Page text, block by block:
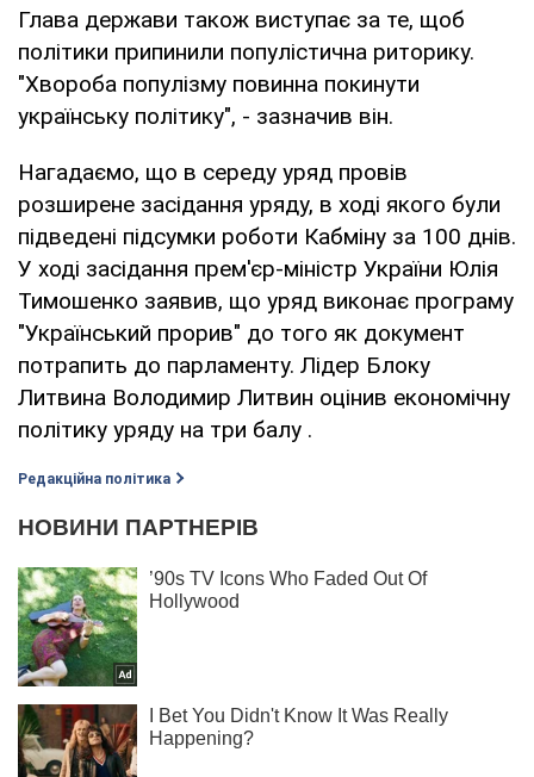
Глава держави також виступає за те, щоб
політики припинили популістична риторику.
"Хвороба популізму повинна покинути
українську політику", - зазначив він.
Нагадаємо, що в середу уряд провів
розширене засідання уряду, в ході якого були
підведені підсумки роботи Кабміну за 100 днів.
У ході засідання прем'єр-міністр України Юлія
Тимошенко заявив, що уряд виконає програму
"Український прорив" до того як документ
потрапить до парламенту. Лідер Блоку
Литвина Володимир Литвин оцінив економічну
політику уряду на три балу .
Редакційна політика